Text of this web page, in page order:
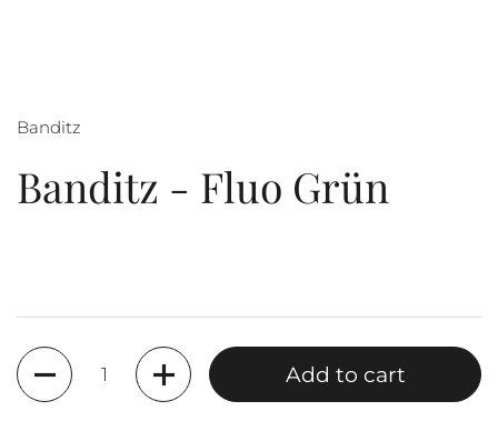
Banditz
Banditz - Fluo Grün
Quantity
Add to cart